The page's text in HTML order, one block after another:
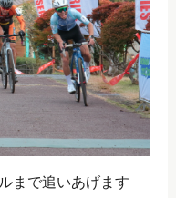
まで追いあげます